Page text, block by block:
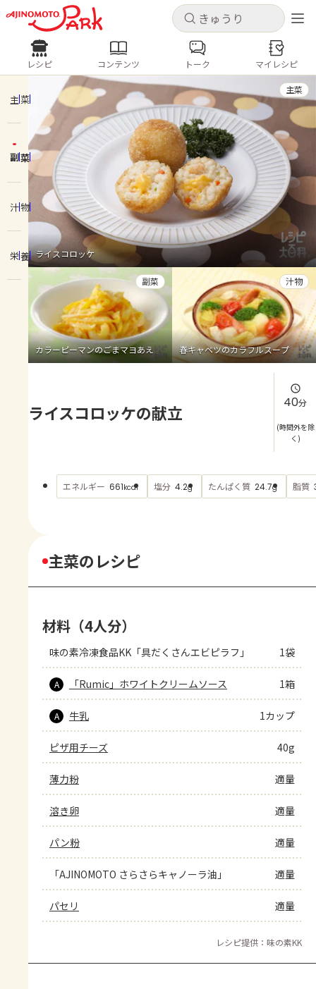
キャンセル
ログインするとレシピを保存できます
ログイン 新規登録
ホーム
コンテンツ
レシピ
トーク
よくあるお問い合わせ
お買い物
キャンセル
レシピ コンテンツ
人気の食材・レシピ
きゅうり なす トマト
とうもろこし
ピーマン
みょうが ゴーヤ
レシピ コンテンツ トーク マイレシピ
主菜
副菜
汁物
栄養 ライスコロッケ
主菜
カラーピーマンのごまマヨあえ
副菜
春キャベツのカラフルスープ
汁物
ライスコロッケの献立 40分
(時間外を除
く)
エネルギー 661kcal 塩分 4.2g たんぱく質 24.7g 脂質
主菜のレシピ
材料（4人分）
味の素冷凍食品KK「具だくさんエビピラフ」 1袋
A 「Rumic」ホワイトクリームソース 1箱
A 牛乳 1カップ
ピザ用チーズ 40g
薄力粉 適量
溶き卵 適量
パン粉 適量
「AJINOMOTO さらさらキャノーラ油」 適量
パセリ 適量
レシピ提供：味の素KK